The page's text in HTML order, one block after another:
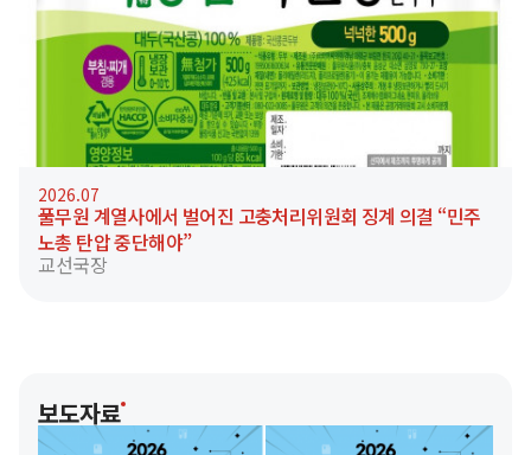
2026.07
풀무원 계열사에서 벌어진 고충처리위원회 징계 의결 “민주
노총 탄압 중단해야”
교선국장
보도자료